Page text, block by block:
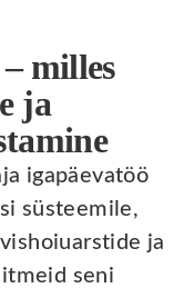
milles
ja
igapäevatöö
süsteemile,
ja
seni